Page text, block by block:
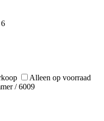
Alleen op voorraad
/ 6009